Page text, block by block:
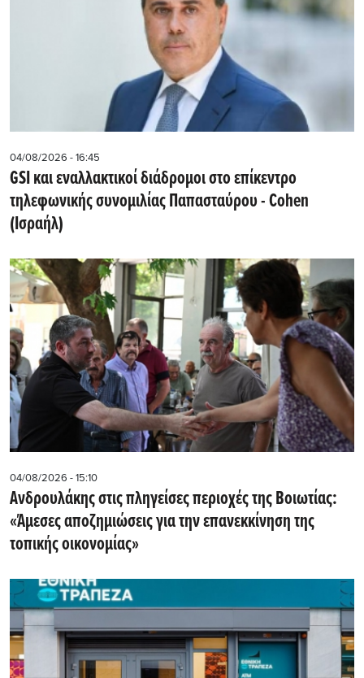
04/08/2026 - 16:45
GSI και εναλλακτικοί διάδρομοι στο επίκεντρο
τηλεφωνικής συνομιλίας Παπασταύρου - Cohen
(Ισραήλ)
04/08/2026 - 15:10
Ανδρουλάκης στις πληγείσες περιοχές της Βοιωτίας:
«Άμεσες αποζημιώσεις για την επανεκκίνηση της
τοπικής οικονομίας»